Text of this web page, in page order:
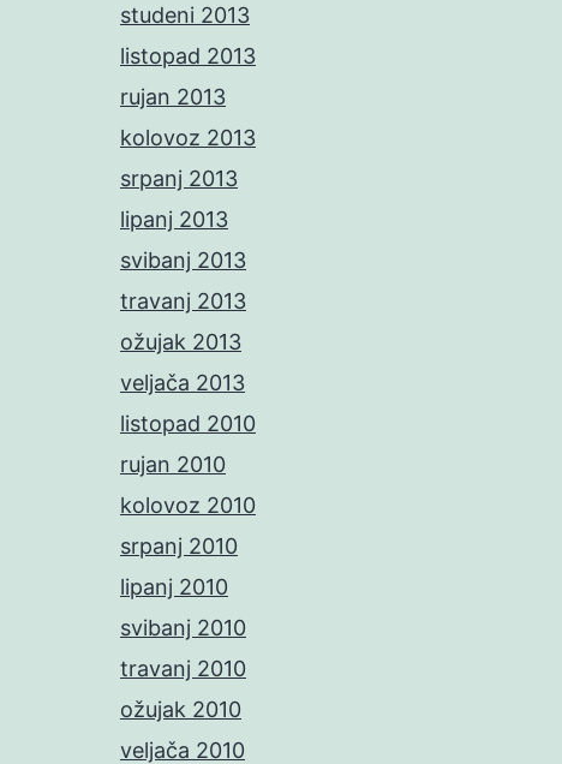
studeni 2013
listopad 2013
rujan 2013
kolovoz 2013
srpanj 2013
lipanj 2013
svibanj 2013
travanj 2013
ožujak 2013
veljača 2013
listopad 2010
rujan 2010
kolovoz 2010
srpanj 2010
lipanj 2010
svibanj 2010
travanj 2010
ožujak 2010
veljača 2010